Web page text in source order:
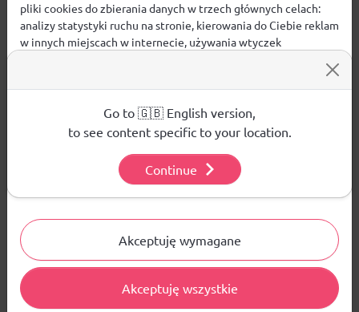
Nie ma jeszcze pytań. Bądź pierwszy :)
ZADAJ PYTANIE
PRODUKTY POWIĄZANE
WYPRZEDAŻE W DZIALE NOWOŚCI W DZIALE
pliki cookies do zbierania danych w trzech głównych celach:
analizy statystyki ruchu na stronie, kierowania do Ciebie reklam
w innych miejscach w internecie, używania wtyczek
używanych plików cookies.
Aby dowiedzieć się więcej o plikach cookie i tym, jak
wykorzystujemy Twoje dane, odwiedź naszą Polityką
Akceptuję wymagane
Akceptuję wszystkie
Go to 🇬🇧 English version,
to see content specific to your location.
Continue